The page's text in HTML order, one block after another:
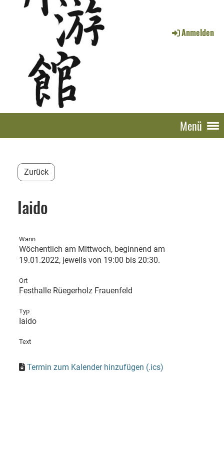
Anmelden
Menü
Zurück
Iaido
Wann
Wöchentlich am Mittwoch, beginnend am
19.01.2022, jeweils von 19:00 bis 20:30.
Ort
Festhalle Rüegerholz Frauenfeld
Typ
Iaido
Text
Termin zum Kalender hinzufügen (.ics)